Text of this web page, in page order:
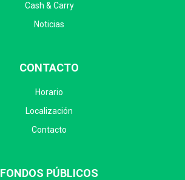
Cash & Carry
Noticias
CONTACTO
Horario
Localización
Contacto
FONDOS PÚBLICOS